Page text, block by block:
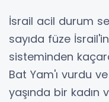
İsrail acil durum
sayıda füze
sisteminden
Bat Yam'ı vurdu
yaşında bir kadın